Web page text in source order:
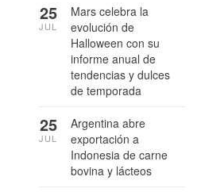
Mars celebra la
evolución de
Halloween con su
informe anual de
tendencias y dulces
de temporada
25
JUL
Argentina abre
exportación a
Indonesia de carne
bovina y lácteos
25
JUL